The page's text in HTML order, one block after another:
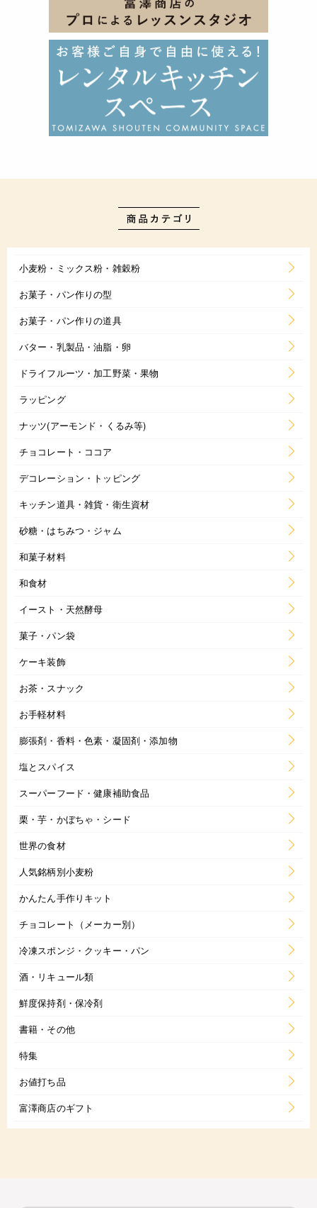
小麦粉・ミックス粉・雑穀粉
お菓子・パン作りの型
お菓子・パン作りの道具
バター・乳製品・油脂・卵
ドライフルーツ・加工野菜・果物
ラッピング
ナッツ(アーモンド・くるみ等)
チョコレート・ココア
デコレーション・トッピング
キッチン道具・雑貨・衛生資材
砂糖・はちみつ・ジャム
和菓子材料
和食材
イースト・天然酵母
菓子・パン袋
ケーキ装飾
お茶・スナック
お手軽材料
膨張剤・香料・色素・凝固剤・添加物
塩とスパイス
スーパーフード・健康補助食品
栗・芋・かぼちゃ・シード
世界の食材
人気銘柄別小麦粉
かんたん手作りキット
チョコレート（メーカー別）
冷凍スポンジ・クッキー・パン
酒・リキュール類
鮮度保持剤・保冷剤
書籍・その他
特集
お値打ち品
富澤商店のギフト